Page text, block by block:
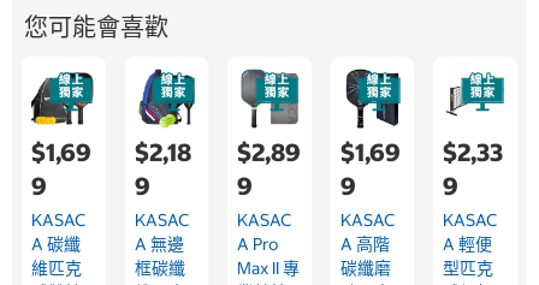
您可能會喜歡
$1,69
9
KASAC
A 碳纖
維匹克
$2,18
9
KASAC
A 無邊
框碳纖
$2,89
9
KASAC
A Pro
Max II 專
$1,69
9
KASAC
A 高階
碳纖磨
$2,33
9
KASAC
A 輕便
型匹克